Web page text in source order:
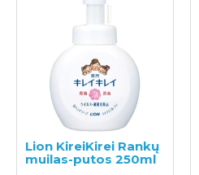
Lion KireiKirei Rankų
muilas-putos 250ml